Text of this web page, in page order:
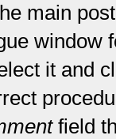
main
window
it and
field